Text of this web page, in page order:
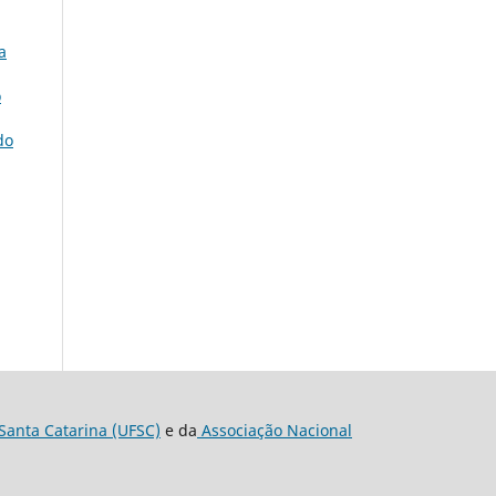
Catarina (UFSC) e da Associação Nacional